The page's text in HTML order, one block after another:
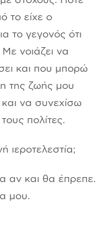
το είχε ο
το γεγονός ότι
νοιάζει να
και που μπορώ
της ζωής μου
να συνεχίσω
πολίτες.
ιεροτελεστία;
αν και θα έπρεπε.
μου.